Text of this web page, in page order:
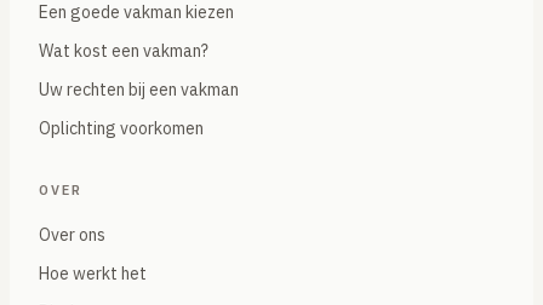
Een goede vakman kiezen
Wat kost een vakman?
Uw rechten bij een vakman
Oplichting voorkomen
OVER
Over ons
Hoe werkt het